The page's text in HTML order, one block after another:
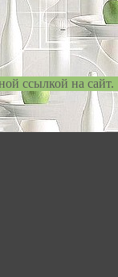
ссылкой на сайт.